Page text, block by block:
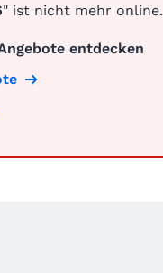
" ist nicht mehr online.
entdecken